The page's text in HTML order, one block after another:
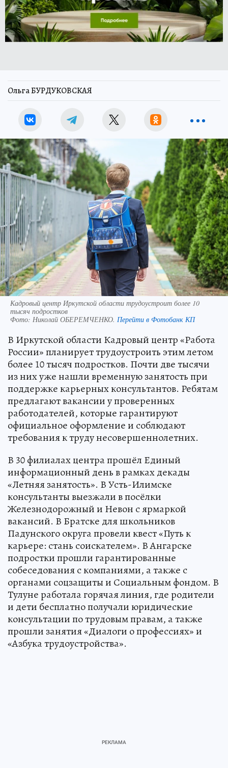
Ольга БУРДУКОВСКАЯ
Кадровый центр Иркутской области трудоустроит более 10
тысяч подростков
Фото: Николай ОБЕРЕМЧЕНКО. Перейти в Фотобанк КП
В Иркутской области Кадровый центр «Работа
России» планирует трудоустроить этим летом
более 10 тысяч подростков. Почти две тысячи
из них уже нашли временную занятость при
поддержке карьерных консультантов. Ребятам
предлагают вакансии у проверенных
работодателей, которые гарантируют
официальное оформление и соблюдают
требования к труду несовершеннолетних.
В 30 филиалах центра прошёл Единый
информационный день в рамках декады
«Летняя занятость». В Усть-Илимске
консультанты выезжали в посёлки
Железнодорожный и Невон с ярмаркой
вакансий. В Братске для школьников
Падунского округа провели квест «Путь к
карьере: стань соискателем». В Ангарске
подростки прошли гарантированные
собеседования с компаниями, а также с
органами соцзащиты и Социальным фондом. В
Тулуне работала горячая линия, где родители
и дети бесплатно получали юридические
консультации по трудовым правам, а также
прошли занятия «Диалоги о профессиях» и
«Азбука трудоустройства».